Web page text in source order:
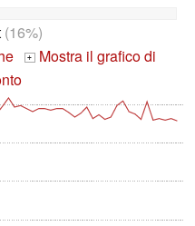
(16%)
+ Mostra il grafico di